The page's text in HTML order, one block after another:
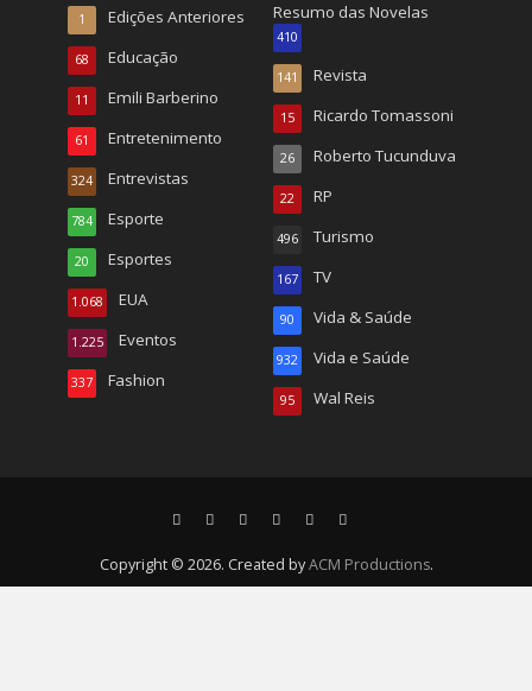
Edições Anteriores
1
Educação
68
Emili Barberino
11
Entretenimento
61
Entrevistas
324
Esporte
784
Esportes
20
EUA
1.068
Eventos
1.225
Fashion
337
Resumo das Novelas
410
Revista
141
Ricardo Tomassoni
15
Roberto Tucunduva
26
RP
22
Turismo
496
TV
167
Vida & Saúde
90
Vida e Saúde
932
Wal Reis
95
Copyright © 2026. Created byACM Productions.